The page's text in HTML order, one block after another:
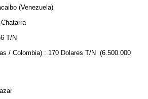
Re: VENTA DE BARCO PARA DESGUACE
(Venezuela)
T/N
/ Colombia) : 170 Dolares T/N (6.500.000